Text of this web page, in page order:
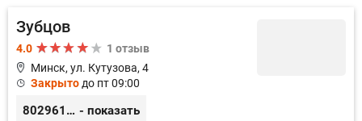
Зубцов
4.0
1 отзыв
Минск, ул. Кутузова, 4
Закрытодо пт 09:00
80296170999 - показать